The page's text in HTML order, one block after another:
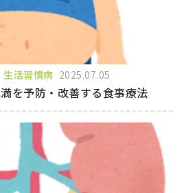
生活習慣病 2025.07.05
を予防・改善する食事療法